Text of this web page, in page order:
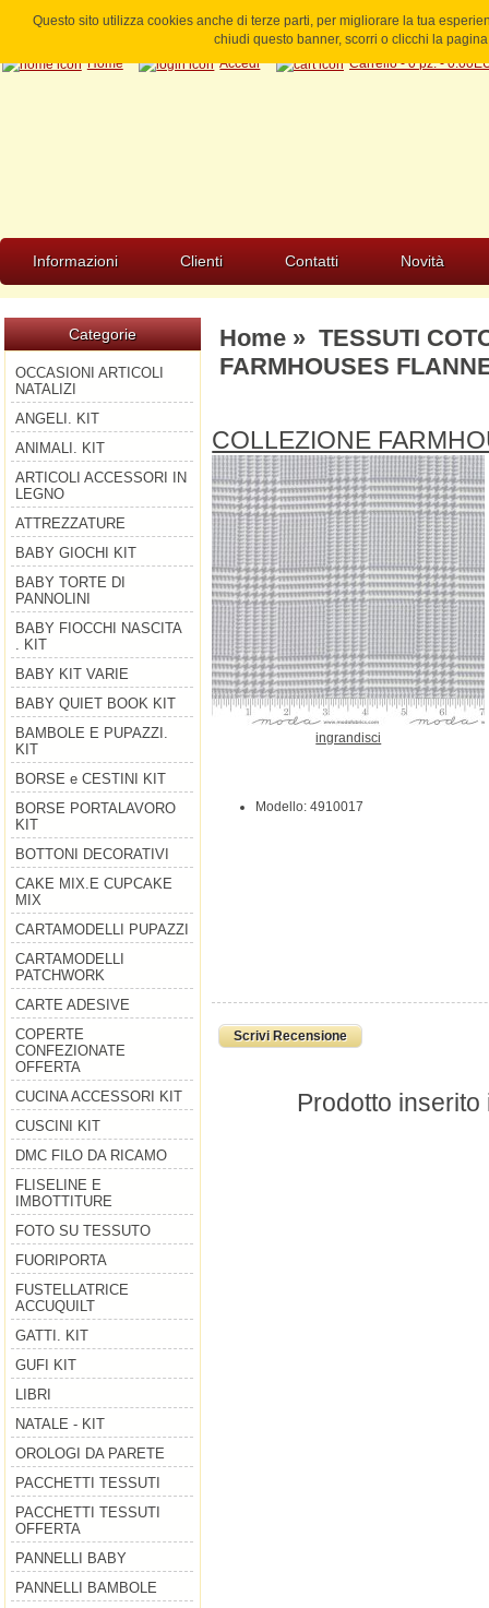
Questo sito utilizza cookies anche di terze parti, per migliorare la tua
chiudi questo banner, scorri o clicchi la
Home
Accedi Carrello - 0 pz. -
Informazioni Clienti Contatti Novità
Categorie
OCCASIONI ARTICOLI
NATALIZI
ANGELI. KIT
ANIMALI. KIT
ARTICOLI ACCESSORI IN
LEGNO
ATTREZZATURE
BABY GIOCHI KIT
BABY TORTE DI
PANNOLINI
BABY FIOCCHI NASCITA
. KIT
BABY KIT VARIE
BABY QUIET BOOK KIT
BAMBOLE E PUPAZZI.
KIT
BORSE e CESTINI KIT
BORSE PORTALAVORO
KIT
BOTTONI DECORATIVI
CAKE MIX.E CUPCAKE
MIX
CARTAMODELLI PUPAZZI
CARTAMODELLI
PATCHWORK
CARTE ADESIVE
COPERTE
CONFEZIONATE
OFFERTA
CUCINA ACCESSORI KIT
CUSCINI KIT
DMC FILO DA RICAMO
FLISELINE E
IMBOTTITURE
FOTO SU TESSUTO
FUORIPORTA
FUSTELLATRICE
ACCUQUILT
GATTI. KIT
GUFI KIT
LIBRI
NATALE - KIT
OROLOGI DA PARETE
PACCHETTI TESSUTI
PACCHETTI TESSUTI
OFFERTA
PANNELLI BABY
PANNELLI BAMBOLE
Home» TESSUTI
FARMHOUSES
COLLEZIONE
ingrandisci
Modello: 4910017
Scrivi Recensione
Prodotto